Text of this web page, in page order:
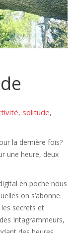
, solitude,
la dernière fois?
une heure, deux
en poche nous
on s’abonne.
secrets et
Intagrammeurs,